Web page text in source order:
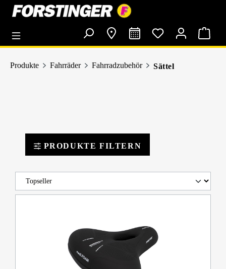
springen
Produkte Fahrräder Fahrradzubehör Sättel
PRODUKTE FILTERN